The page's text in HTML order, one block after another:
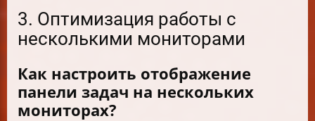
3. Оптимизация работы с
несколькими мониторами
Как настроить отображение
панели задач на нескольких
мониторах?